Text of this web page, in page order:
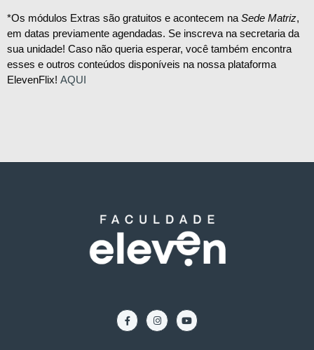
*Os módulos Extras são gratuitos e acontecem na Sede Matriz,
em datas previamente agendadas. Se inscreva na secretaria da
sua unidade! Caso não queria esperar, você também encontra
esses e outros conteúdos disponíveis na nossa plataforma
ElevenFlix! AQUI